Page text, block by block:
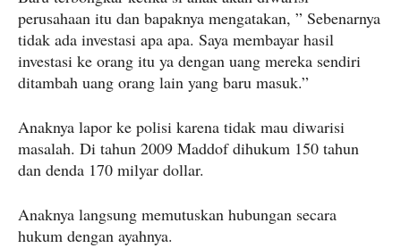
perusahaan itu dan bapaknya mengatakan, ” Sebenarnya
tidak ada investasi apa apa. Saya membayar hasil
investasi ke orang itu ya dengan uang mereka sendiri
ditambah uang orang lain yang baru masuk.”
Anaknya lapor ke polisi karena tidak mau diwarisi
masalah. Di tahun 2009 Maddof dihukum 150 tahun
dan denda 170 milyar dollar.
Anaknya langsung memutuskan hubungan secara
hukum dengan ayahnya.